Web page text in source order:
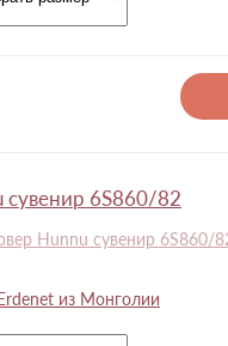
сувенир 6S860/82
из Монголии